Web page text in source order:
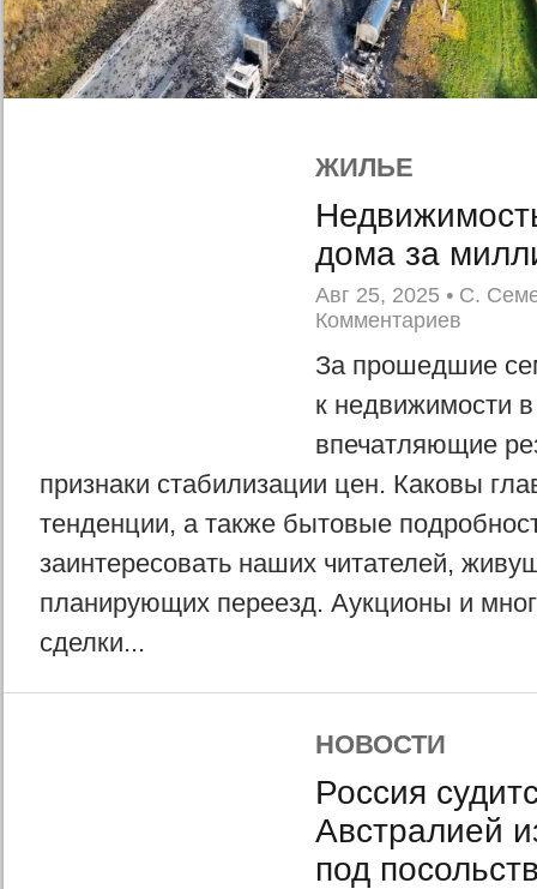
ЖИЛЬЕ
дома за
Авг 25, 2025 • С.
Комментариев
За прошедшие
к недвижимости
впечатляющие
признаки стабилизации цен. Каковы
тенденции, а также бытовые
заинтересовать наших читателей,
планирующих переезд. Аукционы и
сделки...
НОВОСТИ
Россия
Австралией
под